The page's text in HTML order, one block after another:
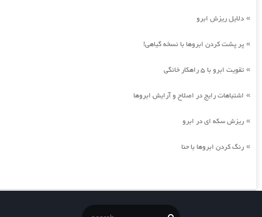
» دلایل ریزش ابرو
» پر پشت کردن ابروها با نسخه گیاهی!
» تقویت ابرو با 5 راهکار خانگی
» اشتباهات رایج در اصلاح و آرایش ابروها
» ریزش سکه ای در ابرو
» رنگ کردن ابروها با حنا